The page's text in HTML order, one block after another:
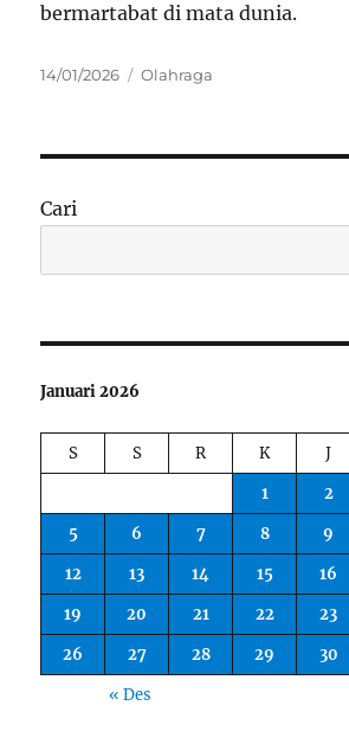
bermartabat di mata dunia.
Posted
14/01/2026 Categories
Olahraga
Cari
Januari 2026
S S R K J
1
2
5
6 7 8 9
12
13 14 15 16
19
20 21 22 23
26
27 28 29 30
« Des